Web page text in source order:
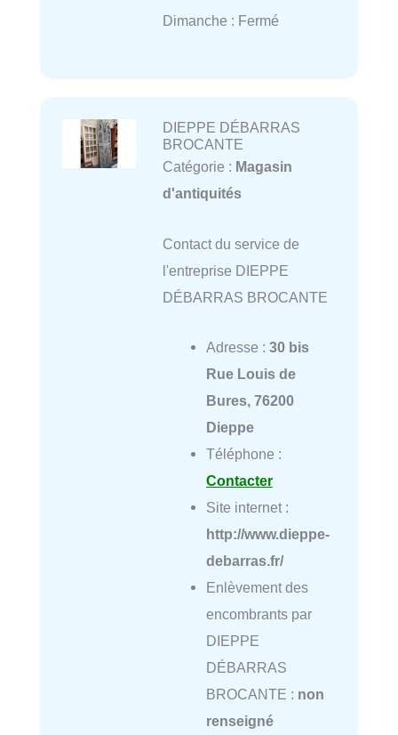
Dimanche : Fermé
DIEPPE DÉBARRAS
BROCANTE
Catégorie : Magasin
d'antiquités
Contact du service de
l'entreprise DIEPPE
DÉBARRAS BROCANTE
Adresse : 30 bis
Rue Louis de
Bures, 76200
Dieppe
Téléphone :
Contacter
Site internet :
http://www.dieppe-
debarras.fr/
Enlèvement des
encombrants par
DIEPPE
DÉBARRAS
BROCANTE : non
renseigné